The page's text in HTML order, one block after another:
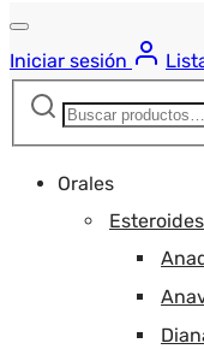
Iniciar sesión
Buscar:
Orales